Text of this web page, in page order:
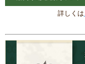
詳しくは